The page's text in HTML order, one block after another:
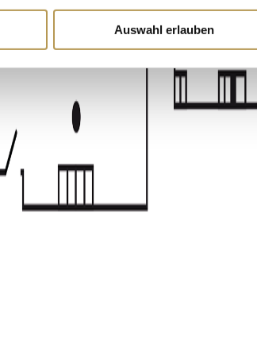
Auswahl erlauben